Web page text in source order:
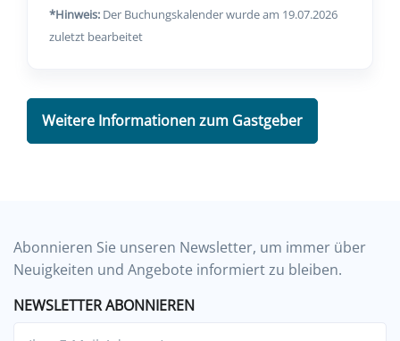
*Hinweis: Der Buchungskalender wurde am 19.07.2026
zuletzt bearbeitet
Weitere Informationen zum Gastgeber
Abonnieren Sie unseren Newsletter, um immer über
Neuigkeiten und Angebote informiert zu bleiben.
NEWSLETTER ABONNIEREN